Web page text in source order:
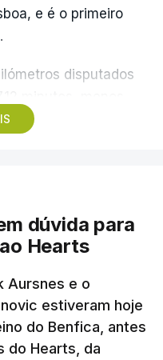
e é o primeiro
disputados
de equipa
contrarrelógio,
triunfo em
enquanto o italiano
o russo Artem Nych
das últimas duas
dúvida para
Hearts
Aursnes e o
estiveram hoje
do Benfica, antes
do Hearts, da